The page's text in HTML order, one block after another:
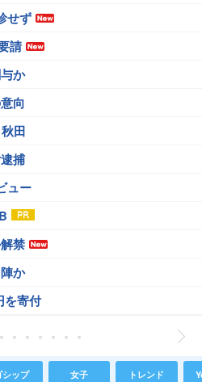
せず
請
か
向
田
捕
ュー
禁
か
を寄付
シップ 女子 トレンド